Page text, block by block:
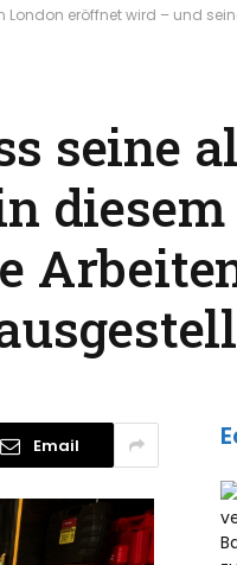
eröffnet wird – und seine
seine
Email